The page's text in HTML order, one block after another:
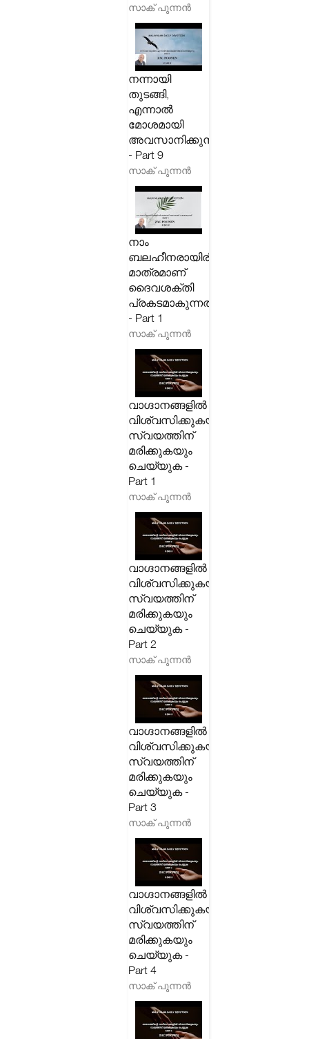
സാക് പുന്നൻ
നന്നായി
തുടങ്ങി,
എന്നാൽ
മോശമായി
അവസാനിക്കുന്നു
- Part 9
സാക് പുന്നൻ
നാം
ബലഹീനരായിരിക്കുമ്പോൾ
മാത്രമാണ്
ദൈവശക്തി
പ്രകടമാകുന്നത്
- Part 1
സാക് പുന്നൻ
വാഗ്ദാനങ്ങളിൽ
വിശ്വസിക്കുകയും
സ്വയത്തിന്
മരിക്കുകയും
ചെയ്യുക -
Part 1
സാക് പുന്നൻ
വാഗ്ദാനങ്ങളിൽ
വിശ്വസിക്കുകയും
സ്വയത്തിന്
മരിക്കുകയും
ചെയ്യുക -
Part 2
സാക് പുന്നൻ
വാഗ്ദാനങ്ങളിൽ
വിശ്വസിക്കുകയും
സ്വയത്തിന്
മരിക്കുകയും
ചെയ്യുക -
Part 3
സാക് പുന്നൻ
വാഗ്ദാനങ്ങളിൽ
വിശ്വസിക്കുകയും
സ്വയത്തിന്
മരിക്കുകയും
ചെയ്യുക -
Part 4
സാക് പുന്നൻ